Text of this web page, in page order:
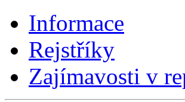
Informace
Rejstříky
Zajímavosti v